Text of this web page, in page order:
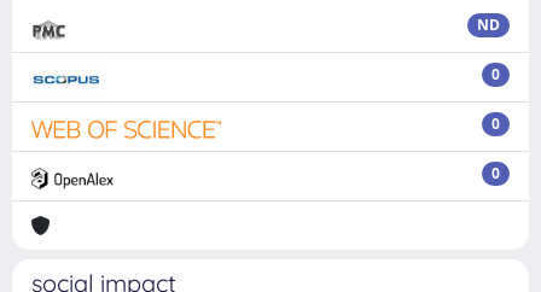
ND
0
0
0
social impact